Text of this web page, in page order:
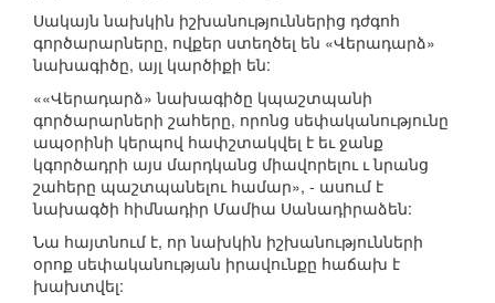
Սակայն նախկին իշխանություններից դժգոհ
գործարարները, ովքեր ստեղծել են «Վերադարձ»
նախագիծը, այլ կարծիքի են:
««Վերադարձ» նախագիծը կպաշտպանի
գործարարների շահերը, որոնց սեփականությունը
ապօրինի կերպով հափշտակվել է եւ ջանք
կգործադրի այս մարդկանց միավորելու ւ նրանց
շահերը պաշտպանելու համար», - ասում է
նախագծի հիմնադիր Մամիա Սանադիրաձեն:
Նա հայտնում է, որ նախկին իշխանությունների
օրոք սեփականության իրավունքը հաճախ է
խախտվել: